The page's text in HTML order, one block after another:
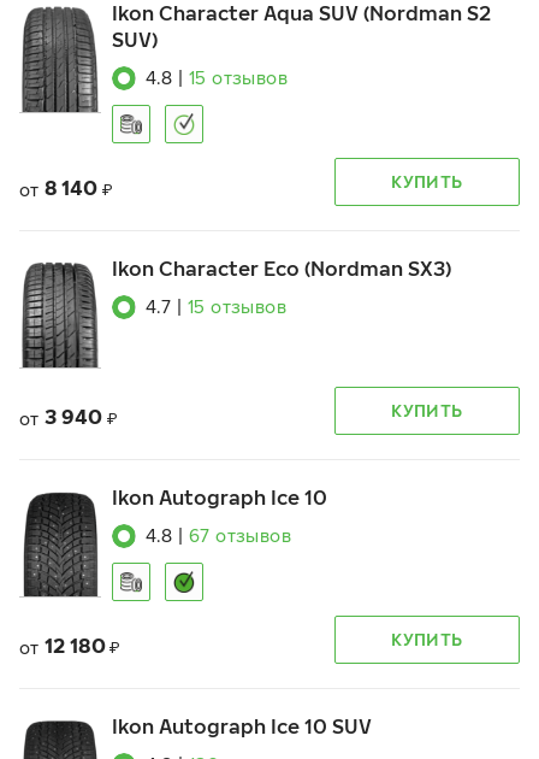
Ikon Character Aqua SUV (Nordman S2
SUV)
4.8 15 отзывов
от 8 140 ₽ КУПИТЬ
Ikon Character Eco (Nordman SX3)
4.7 15 отзывов
от 3 940 ₽ КУПИТЬ
Ikon Autograph Ice 10
4.8 67 отзывов
от 12 180 ₽ КУПИТЬ
Ikon Autograph Ice 10 SUV